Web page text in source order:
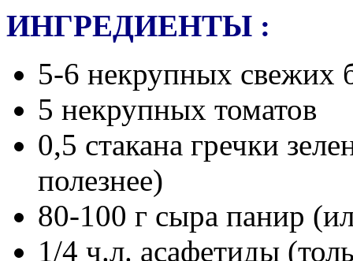
ИНГРЕДИЕНТЫ :
5-6 некрупных свежих
5 некрупных томатов
0,5 стакана гречки
полезнее)
80-100 г сыра панир
1/4 ч.л. асафетиды